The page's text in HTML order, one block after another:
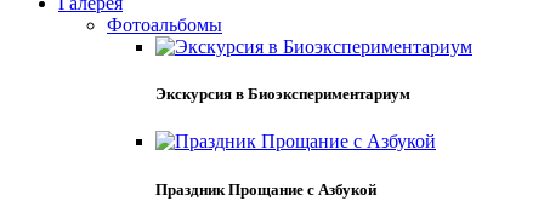
Фотоальбомы
Экскурсия в Биоэкспериментариум
Праздник Прощание с Азбукой